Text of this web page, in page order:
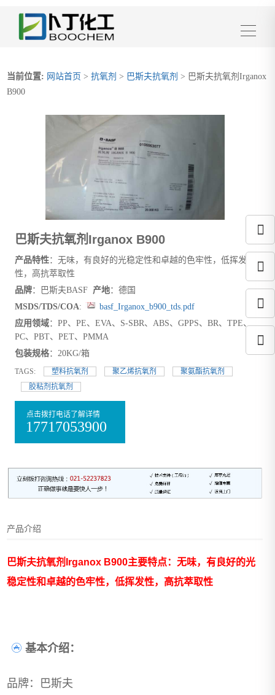
当前位置: 网站首页 >抗氧剂 > 巴斯夫抗氧剂 > 巴斯夫抗氧剂Irganox
B900
巴斯夫抗氧剂Irganox B900
产品特性：无味，有良好的光稳定性和卓越的色牢性，低挥发
性，高抗萃取性
品牌：巴斯夫BASF 产地：德国
MSDS/TDS/COA:
basf_Irganox_b900_tds.pdf
应用领域：PP、PE、EVA、S-SBR、ABS、GPPS、BR、TPE、
PC、PBT、PET、PMMA
包装规格：20KG/箱
TAGS: 塑料抗氧剂 聚乙烯抗氧剂
聚氨酯抗氧剂
胶粘剂抗氧剂
点击拨打电话了解详情
17717053900
产品介绍
巴斯夫抗氧剂Irganox B900主要特点：无味，有良好的光
稳定性和卓越的色牢性，低挥发性，高抗萃取性
基本介绍：
品牌：巴斯夫